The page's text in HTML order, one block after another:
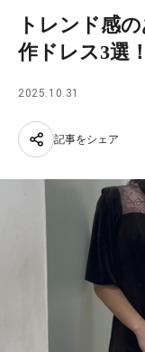
トレンド感
作ドレス3選！
2025.10.31
記事をシェア